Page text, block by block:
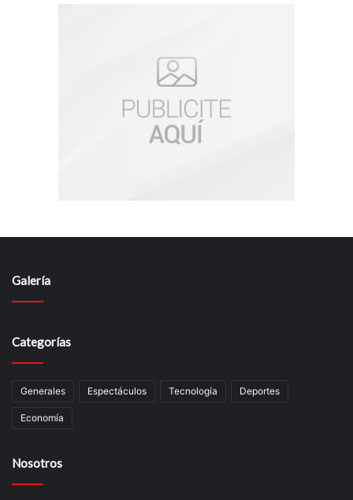
Galería
Categorías
Generales Espectáculos Tecnología Deportes
Economía
Nosotros